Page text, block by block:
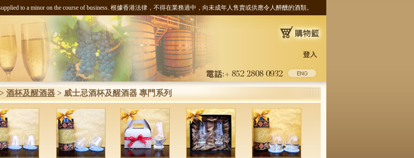
to a minor on the course of business. 根據香港法律，不得在業務過中，向未成年人售賣或供應令人醉醺的酒類。
> 酒杯及醒酒器 > 威士忌酒杯及醒酒器 專門系列